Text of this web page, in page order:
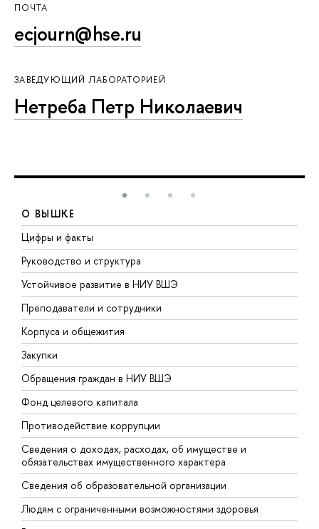
ПОЧТА
ecjourn@hse.ru
ЗАВЕДУЮЩИЙ ЛАБОРАТОРИЕЙ
Нетреба Петр Николаевич
О ВЫШКЕ
Цифры и факты
Руководство и структура
Устойчивое развитие в НИУ ВШЭ
Преподаватели и сотрудники
Корпуса и общежития
Закупки
Обращения граждан в НИУ ВШЭ
Фонд целевого капитала
Противодействие коррупции
Сведения о доходах, расходах, об имуществе и
обязательствах имущественного характера
Сведения об образовательной организации
Людям с ограниченными возможностями здоровья